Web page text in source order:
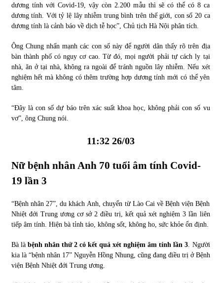
dương tính với Covid-19, vậy còn 2.200 mẫu thì sẽ có thể có 8 ca
dương tính. Với tỷ lệ lây nhiễm trung bình trên thế giới, con số 20 ca
dương tính là cảnh báo về dịch tễ học”, Chủ tịch Hà Nội phân tích.
Ông Chung nhấn mạnh các con số này để người dân thấy rõ trên địa
bàn thành phố có nguy cơ cao. Từ đó, mọi người phải tự cách ly tại
nhà, ăn ở tại nhà, không ra ngoài để tránh nguồn lây nhiễm. Nếu xét
nghiệm hết mà không có thêm trường hợp dương tính mới có thể yên
tâm.
“Đây là con số dự báo trên xác suất khoa học, không phải con số vu
vơ”, ông Chung nói.
11:32 26/03
Nữ bệnh nhân Anh 70 tuổi âm tính Covid-
19 lần 3
“Bệnh nhân 27”, du khách Anh, chuyển từ Lào Cai về Bệnh viện Bệnh
Nhiệt đới Trung ương cơ sở 2 điều trị, kết quả xét nghiệm 3 lần liên
tiếp âm tính. Hiện bà tỉnh táo, không sốt, không ho, sức khỏe ổn định.
Bà là bệnh nhân thứ 2 có kết quả xét nghiệm âm tính lần 3. Người
kia là “bệnh nhân 17” Nguyễn Hồng Nhung, cũng đang điều trị ở Bệnh
viện Bệnh Nhiệt đới Trung ương.